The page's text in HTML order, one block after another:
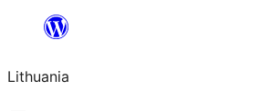
turinio
Lithuania